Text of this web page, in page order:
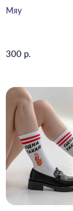
Мяу
300 р.